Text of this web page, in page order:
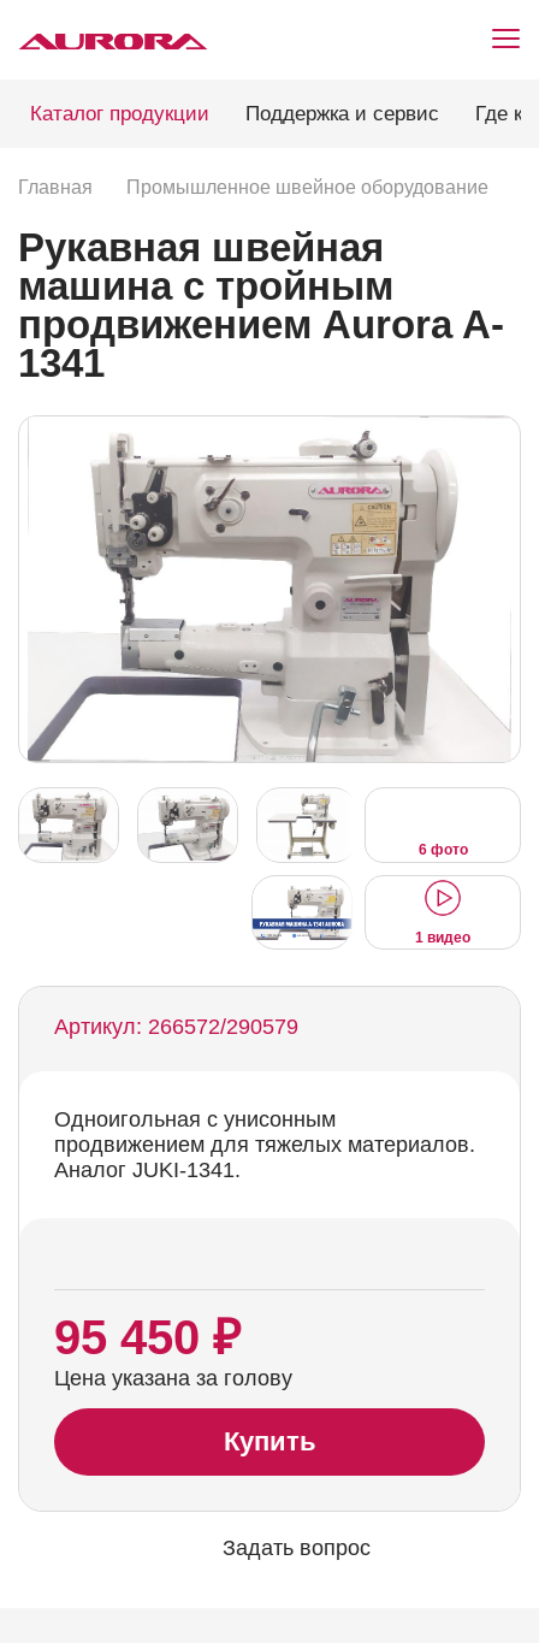
Каталог продукции Поддержка и сервис Где
Главная Промышленное швейное оборудование
Рукавная швейная
машина с тройным
продвижением Aurora A-
1341
6 фото
1 видео
Артикул: 266572/290579
Одноигольная с унисонным
продвижением для тяжелых материалов.
Аналог JUKI-1341.
95 450 ₽
Цена указана за голову
Купить
Задать вопрос